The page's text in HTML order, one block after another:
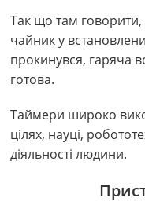
Так що там говорити,
чайник у
прокинувся, гаряча
готова.
Таймери широко
цілях, науці,
діяльності людини.